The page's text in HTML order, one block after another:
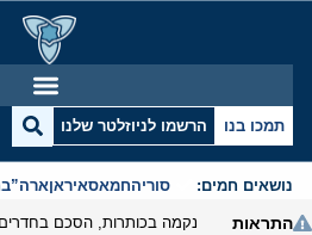
תמכו בנו הרשמו לניוזלטר שלנו
נושאים חמים: סוריהחמאסאיראןארה”ב
התראות